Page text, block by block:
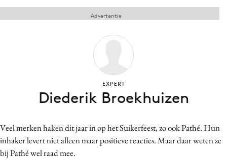
Opleidingen
Vacatures
Artificial Intelligence
Carriere
Contentmarketing
Veel merken haken dit jaar in op het Suikerfeest, zo ook Pathé. Hun
inhaker levert niet alleen maar positieve reacties. Maar daar weten ze
bij Pathé wel raad mee.
Advertentie
EXPERT
Diederik Broekhuizen